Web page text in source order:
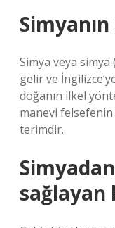
Simya veya simya
gelir ve
doğanın ilkel
manevi
terimdir.
sağlayan